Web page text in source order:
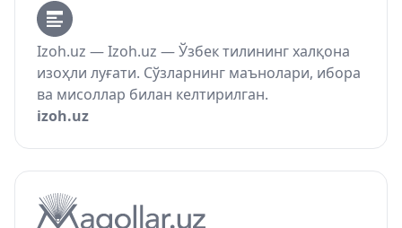
Izoh.uz — Izoh.uz — Ўзбек тилининг халқона
изоҳли луғати. Сўзларнинг маънолари, ибора
ва мисоллар билан келтирилган.
izoh.uz